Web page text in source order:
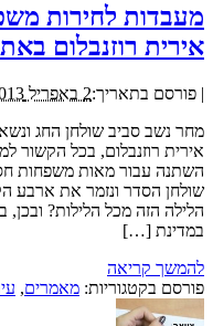
מעבדות לחירות
אירית רוזנבלום
| פורסם בתאריך:2 באפריל 2013
מחר נשב סביב שולחן החג
אירית רוזנבלום, בכל
השתנה עבור מאות משפחות
שולחן הסדר ונזמר את ארבע
הלילה הזה מכל הלילות?
במדינת […]
להמשך קריאה
פורסם בקטגוריות: מאמרים,